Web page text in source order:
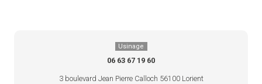
Usinage
06 63 67 19 60
3 boulevard Jean Pierre Calloch 56100 Lorient